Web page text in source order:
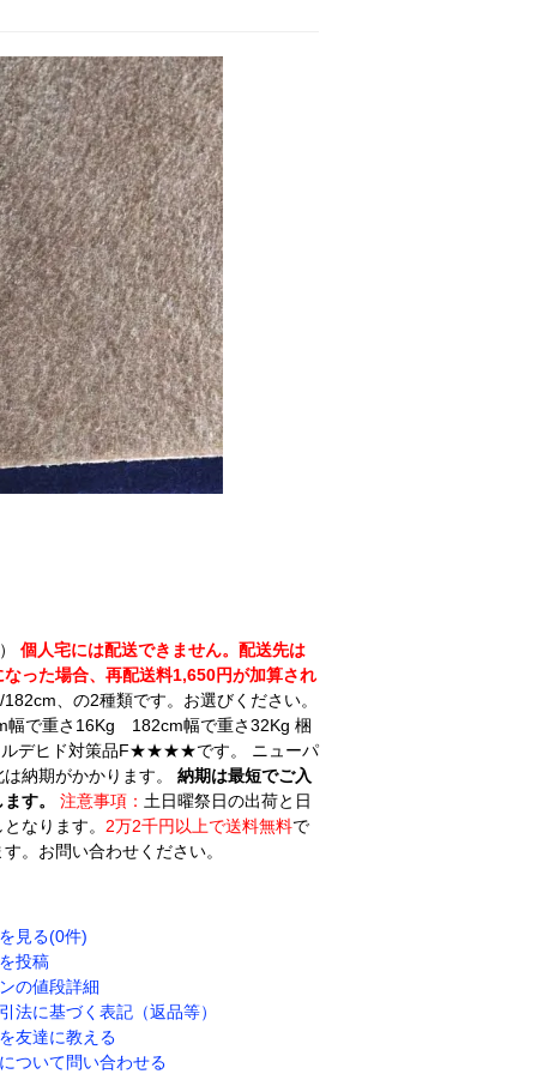
個人宅には配送できません。配送先は
った場合、再配送料1,650円が加算され
、の2種類です。お選びください。
で重さ16Kg 182cm幅で重さ32Kg 梱
ルデヒド対策品F★★★★です。 ニューパ
納期がかかります。 納期は最短でご入
す。
注意事項： 土日曜祭日の出荷と日
なります。 2万2千円以上で送料無料で
。お問い合わせください。
見る(0件)
投稿
の値段詳細
法に基づく表記（返品等）
友達に教える
ついて問い合わせる